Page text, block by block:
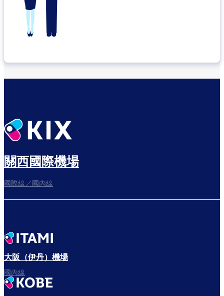
關西國際機場
國際線／國內線
大阪（伊丹）機場
國內線